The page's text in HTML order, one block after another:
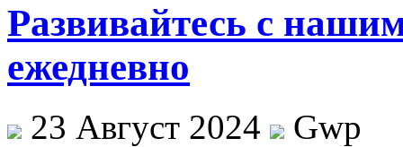
Развивайтесь с
ежедневно
23 Август 2024
Gwp